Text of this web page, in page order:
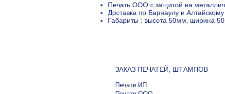
Печать ООО с защитой на
Доставка по Барнаулу и
Габариты : высота 50мм, ширина
ЗАКАЗ ПЕЧАТЕЙ, ШТАМПОВ
Печати ИП